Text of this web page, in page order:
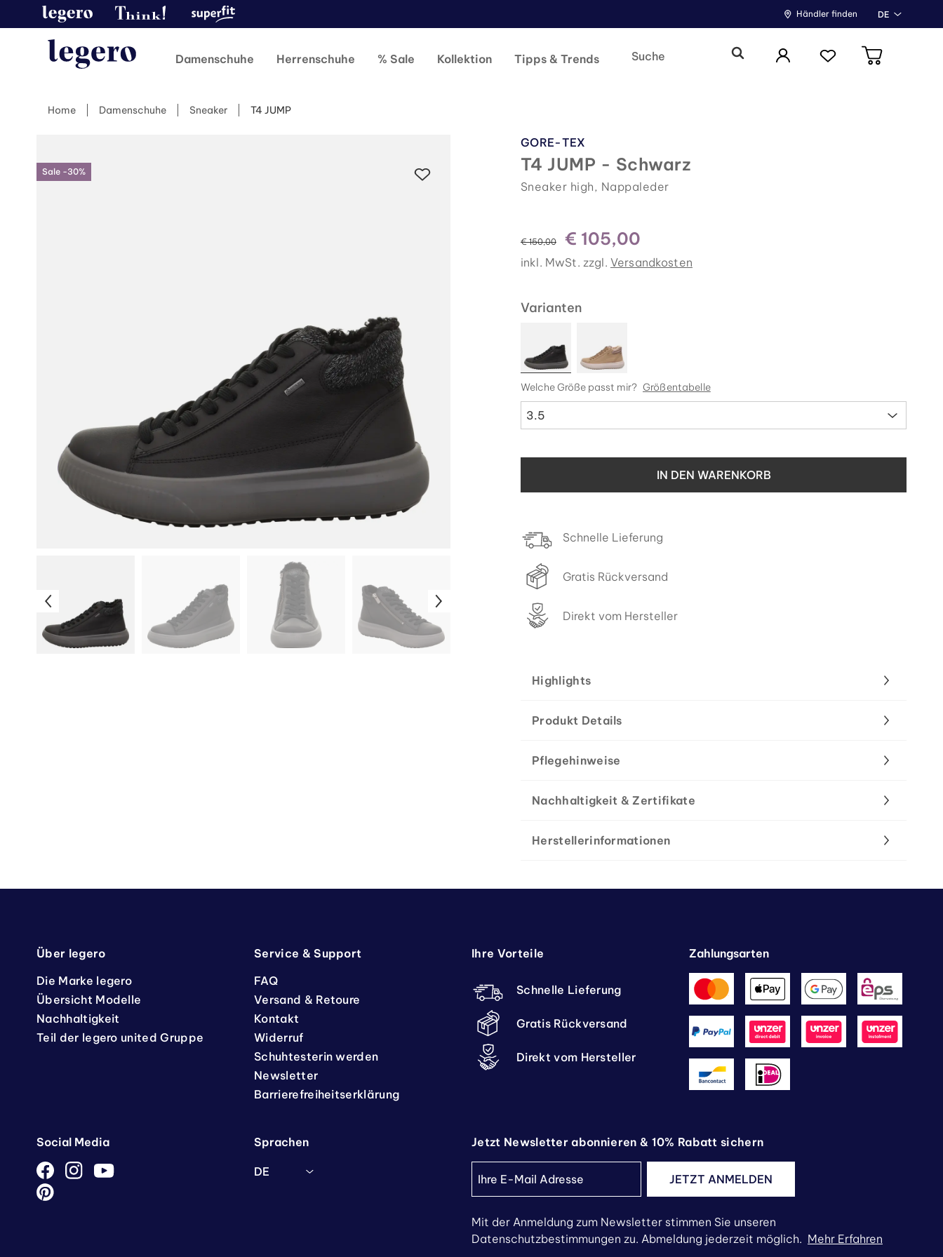
Händler finden DE
Damenschuhe Herrenschuhe % Sale Kollektion Tipps & Trends
Home Damenschuhe Sneaker T4 JUMP
Sale -30%
GORE-TEX
T4 JUMP - Schwarz
Sneaker high, Nappaleder
statt
€ 150,00 € 105,00
inkl. MwSt. zzgl. Versandkosten
Varianten
Welche Größe passt mir? Größentabelle
3.5
IN DEN WARENKORB
Schnelle Lieferung
Gratis Rückversand
Direkt vom Hersteller
Highlights
Produkt Details
Pflegehinweise
Nachhaltigkeit & Zertifikate
Herstellerinformationen
Über legero
Die Marke legero
Übersicht Modelle
Nachhaltigkeit
Teil der legero united Gruppe
Service & Support
FAQ
Versand & Retoure
Kontakt
Widerruf
Schuhtesterin werden
Newsletter
Barrierefreiheitserklärung
Ihre Vorteile
Schnelle Lieferung
Gratis Rückversand
Direkt vom Hersteller
Zahlungsarten
Social Media Sprachen
DE
Jetzt Newsletter abonnieren & 10% Rabatt sichern
JETZT ANMELDEN
Mit der Anmeldung zum Newsletter stimmen Sie unseren
Datenschutzbestimmungen zu. Abmeldung jederzeit möglich. Mehr Erfahren